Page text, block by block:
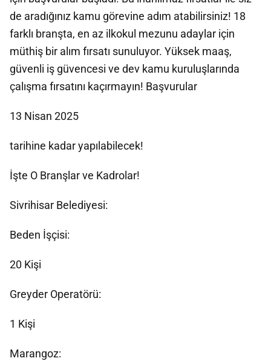
de aradığınız kamu görevine adım atabilirsiniz! 18
farklı branşta, en az ilkokul mezunu adaylar için
müthiş bir alım fırsatı sunuluyor. Yüksek maaş,
güvenli iş güvencesi ve dev kamu kuruluşlarında
çalışma fırsatını kaçırmayın! Başvurular
13 Nisan 2025
tarihine kadar yapılabilecek!
İşte O Branşlar ve Kadrolar!
Sivrihisar Belediyesi:
Beden İşçisi:
20 Kişi
Greyder Operatörü:
1 Kişi
Marangoz: